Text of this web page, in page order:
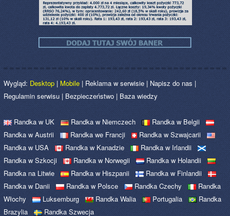
Wygląd:Desktop| Mobile | Reklama w serwisie | Napisz do nas |
Regulamin serwisu | Bezpieczeństwo | Baza wiedzy
Randka w UK Randka w Niemczech
Randka w Belgii
Randka w Austrii
Randka we Francji
Randka w Szwajcarii
Randka w USA
Randka w Kanadzie
Randka w Irlandii
Randka w Szkocji
Randka w Norwegii
Randka w Holandii
Randka na Litwie
Randka w Hiszpanii
Randka w Finlandii
Randka w Danii
Randka w Polsce Randka Czechy
Randka
Włochy
Luksemburg Randka Walia Portugalia
Randka
Brazylia
Randka Szwecja